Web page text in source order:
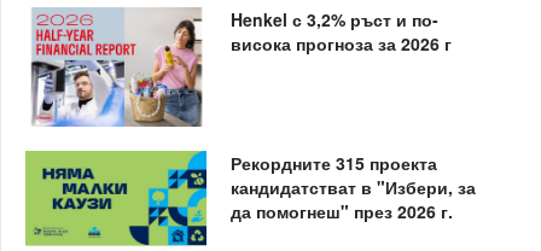
Henkel с 3,2% ръст и по-
висока прогноза за 2026 г
Рекордните 315 проекта
кандидатстват в "Избери, за
да помогнеш" през 2026 г.